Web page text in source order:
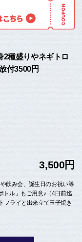
2種盛りやネギトロ
付3500円
3,500円
飲み会、誕生日のお祝い等
トル」もご用意♪（4日前迄
フライと出来立て玉子焼き